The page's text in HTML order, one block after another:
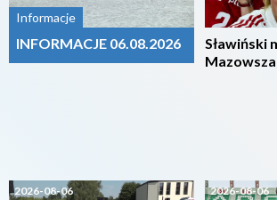
Informacje
INFORMACJE 06.08.2026
2026-08-06
Sławiński
Mazowsza
2026-08-06